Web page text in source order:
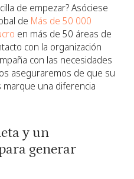
de empezar? Asóciese
de Más de 50 000
en más de 50 áreas de
con la organización
con las necesidades
aseguraremos de que su
una diferencia
y un
generar